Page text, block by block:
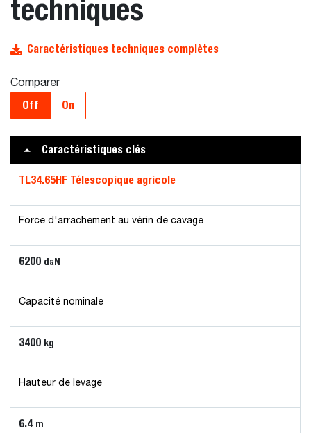
techniques
Caractéristiques techniques complètes
Comparer
Off On
Caractéristiques clés
TL34.65HF Télescopique agricole
Force d'arrachement au vérin de cavage
6200 daN
Capacité nominale
3400 kg
Hauteur de levage
6.4 m